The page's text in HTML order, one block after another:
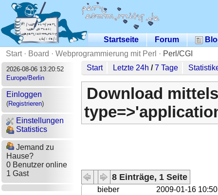
Startseite Forum
Start· Board · Webprogrammierung mit Perl · Perl/CGI
2026-08-06 13:20:52
Europe/Berlin
Einloggen
(Registrieren)
Einstellungen
Statistics
Jemand zu
Hause?
0 Benutzer online
1 Gast
Start Letzte 24h /7 Tage
Download
8 Einträge, 1 Seite
bieber 2009-01-16 10:50